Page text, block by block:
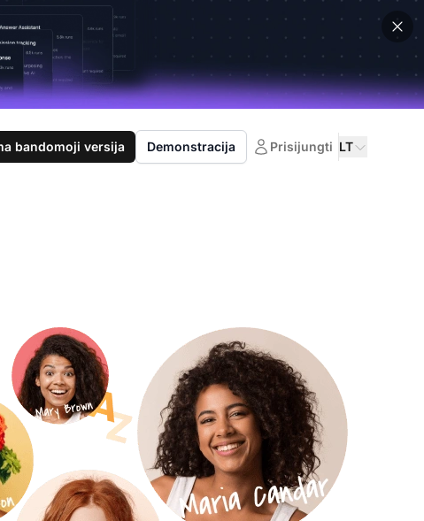
bandomoji versija Demonstracija Prisijungti LT